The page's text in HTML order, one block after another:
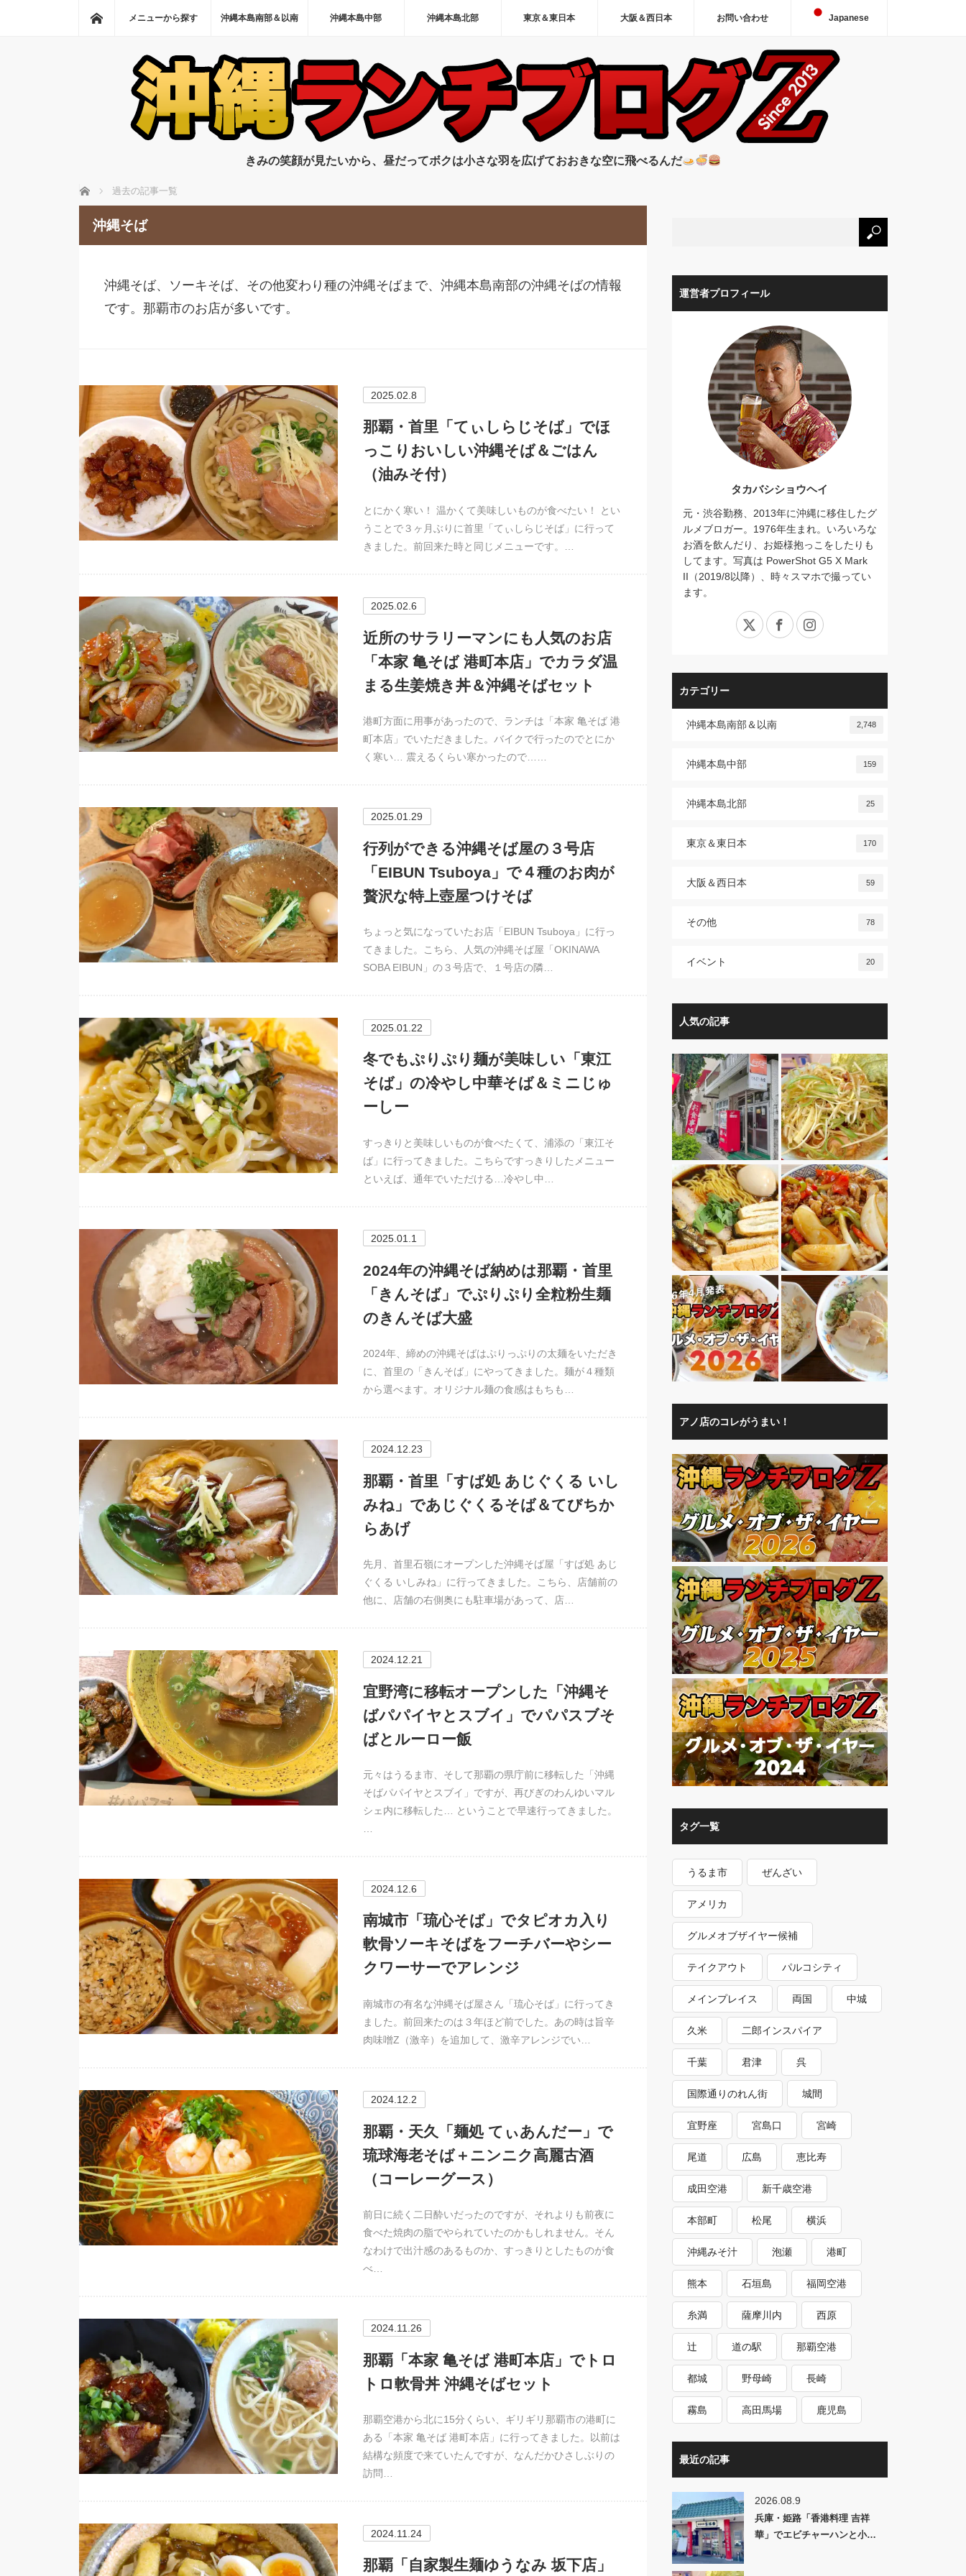
ホーム
メニューから探す 沖縄本島南部＆以南 沖縄本島中部 沖縄本島北部 東京＆東日本 大阪＆西日本 お問い合わせ Japanese
きみの笑顔が見たいから、昼だってボクは小さな羽を広げておおきな空に飛べるんだ
ホーム 過去の記事一覧
沖縄そば
沖縄そば、ソーキそば、その他変わり種の沖縄そばまで、沖縄本島南部の沖縄そばの情報
です。那覇市のお店が多いです。
2025.02.8
那覇・首里「てぃしらじそば」でほ
っこりおいしい沖縄そば＆ごはん
（油みそ付）
とにかく寒い！ 温かくて美味しいものが食べたい！ とい
うことで３ヶ月ぶりに首里「てぃしらじそば」に行って
きました。前回来た時と同じメニューです。…
2025.02.6
近所のサラリーマンにも人気のお店
「本家 亀そば 港町本店」でカラダ温
まる生姜焼き丼＆沖縄そばセット
港町方面に用事があったので、ランチは「本家 亀そば 港
町本店」でいただきました。バイクで行ったのでとにか
く寒い… 震えるくらい寒かったので……
2025.01.29
行列ができる沖縄そば屋の３号店
「EIBUN Tsuboya」で４種のお肉が
贅沢な特上壺屋つけそば
ちょっと気になっていたお店「EIBUN Tsuboya」に行っ
てきました。こちら、人気の沖縄そば屋「OKINAWA
SOBA EIBUN」の３号店で、１号店の隣…
2025.01.22
冬でもぷりぷり麺が美味しい「東江
そば」の冷やし中華そば＆ミニじゅ
ーしー
すっきりと美味しいものが食べたくて、浦添の「東江そ
ば」に行ってきました。こちらですっきりしたメニュー
といえば、通年でいただける…冷やし中…
2025.01.1
2024年の沖縄そば納めは那覇・首里
「きんそば」でぷりぷり全粒粉生麺
のきんそば大盛
2024年、締めの沖縄そばはぷりっぷりの太麺をいただき
に、首里の「きんそば」にやってきました。麺が４種類
から選べます。オリジナル麺の食感はもちも…
2024.12.23
那覇・首里「すば処 あじぐくる いし
みね」であじぐくるそば＆てびちか
らあげ
先月、首里石嶺にオープンした沖縄そば屋「すば処 あじ
ぐくる いしみね」に行ってきました。こちら、店舗前の
他に、店舗の右側奥にも駐車場があって、店…
2024.12.21
宜野湾に移転オープンした「沖縄そ
ばパパイヤとスブイ」でパパスブそ
ばとルーロー飯
元々はうるま市、そして那覇の県庁前に移転した「沖縄
そばパパイヤとスブイ」ですが、再びぎのわんゆいマル
シェ内に移転した… ということで早速行ってきました。
…
2024.12.6
南城市「琉心そば」でタピオカ入り
軟骨ソーキそばをフーチバーやシー
クワーサーでアレンジ
南城市の有名な沖縄そば屋さん「琉心そば」に行ってき
ました。前回来たのは３年ほど前でした。あの時は旨辛
肉味噌Z（激辛）を追加して、激辛アレンジでい…
2024.12.2
那覇・天久「麺処 てぃあんだー」で
琉球海老そば＋ニンニク高麗古酒
（コーレーグース）
前日に続く二日酔いだったのですが、それよりも前夜に
食べた焼肉の脂でやられていたのかもしれません。そん
なわけで出汁感のあるものか、すっきりとしたものが食
べ…
2024.11.26
那覇「本家 亀そば 港町本店」でトロ
トロ軟骨丼 沖縄そばセット
那覇空港から北に15分くらい、ギリギリ那覇市の港町に
ある「本家 亀そば 港町本店」に行ってきました。以前は
結構な頻度で来ていたんですが、なんだかひさしぶりの
訪問…
2024.11.24
那覇「自家製生麺ゆうなみ 坂下店」
運営者プロフィール
タカバシショウヘイ
元・渋谷勤務、2013年に沖縄に移住したグ
ルメブロガー。1976年生まれ。いろいろな
お酒を飲んだり、お姫様抱っこをしたりも
してます。写真は PowerShot G5 X Mark
II（2019/8以降）、時々スマホで撮ってい
ます。
X FacebookInstagram
カテゴリー
沖縄本島南部＆以南 2,748
沖縄本島中部 159
沖縄本島北部 25
東京＆東日本 170
大阪＆西日本 59
その他 78
イベント 20
人気の記事
アノ店のコレがうまい！
タグ一覧
うるま市 ぜんざい
アメリカ
グルメオブザイヤー候補
テイクアウト パルコシティ
メインプレイス 両国 中城
久米 二郎インスパイア
千葉 君津 呉
国際通りのれん街 城間
宜野座 宮島口 宮崎
尾道 広島 恵比寿
成田空港 新千歳空港
本部町 松尾 横浜
沖縄みそ汁 泡瀬 港町
熊本 石垣島 福岡空港
糸満 薩摩川内 西原
辻 道の駅 那覇空港
都城 野母崎 長崎
霧島 高田馬場 鹿児島
最近の記事
2026.08.9
兵庫・姫路「香港料理 吉祥
華」でエビチャーハンと小…